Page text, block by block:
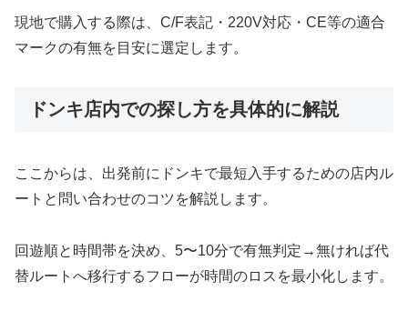
現地で購入する際は、C/F表記・220V対応・CE等の適合
マークの有無を目安に選定します。
ドンキ店内での探し方を具体的に解説
ここからは、出発前にドンキで最短入手するための店内ル
ートと問い合わせのコツを解説します。
回遊順と時間帯を決め、5〜10分で有無判定→無ければ代
替ルートへ移行するフローが時間のロスを最小化します。